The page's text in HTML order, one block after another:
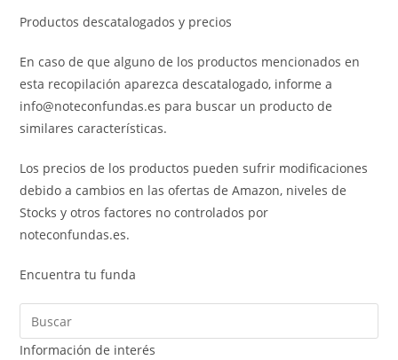
Productos descatalogados y precios
En caso de que alguno de los productos mencionados en
esta recopilación aparezca descatalogado, informe a
info@noteconfundas.es para buscar un producto de
similares características.
Los precios de los productos pueden sufrir modificaciones
debido a cambios en las ofertas de Amazon, niveles de
Stocks y otros factores no controlados por
noteconfundas.es.
Encuentra tu funda
Información de interés